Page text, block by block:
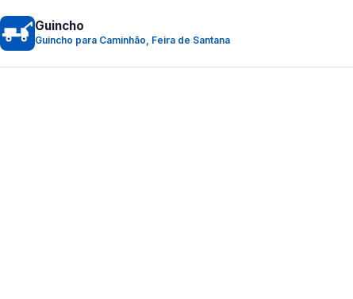
Guincho
Guincho para Caminhão, Feira de Santana